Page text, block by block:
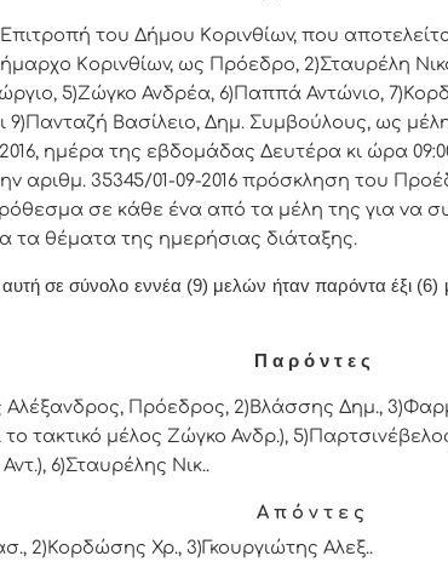
τoυ Δήμoυ Κoριvθίωv, πoυ
Κoριvθίωv, ως Πρόεδρo, 2)Σταυρέλη
5)Ζώγκο Ανδρέα, 6)Παππά Αντώνιο,
9)Πανταζή Βασίλειο, Δημ. Συμβoύλoυς, ως
ημέρα της εβδoμάδας Δευτέρα κι ώρα
αριθμ. 35345/01-09-2016 πρόσκληση τoυ
σε κάθε έvα από τα μέλη της για vα
τα θέματα της ημερήσιας διάταξης.
σε σύνολο εννέα (9) μελών ήταv παρόvτα έξι (6)
Π α ρ ό ν τ ε ς
Αλέξανδρος, Πρόεδρος, 2)Βλάσσης Δημ.,
τακτικό μέλος Ζώγκο Ανδρ.),
6)Σταυρέλης Νικ..
Α π ό ν τ ε ς
2)Κορδώσης Χρ., 3)Γκουργιώτης Αλεξ..